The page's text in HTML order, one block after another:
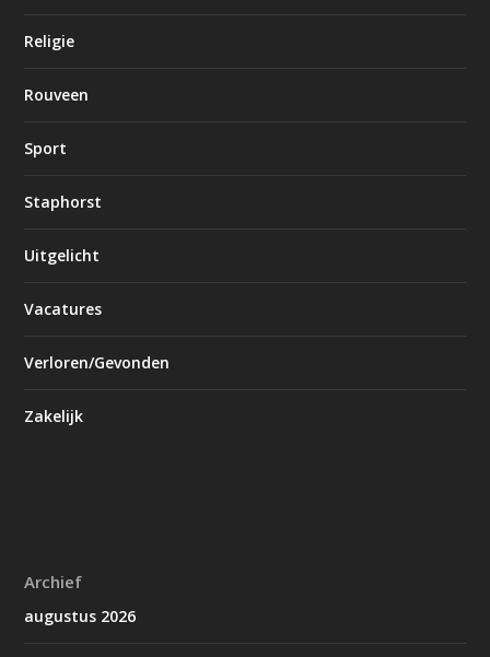
Religie
Rouveen
Sport
Staphorst
Uitgelicht
Vacatures
Verloren/Gevonden
Zakelijk
Archief
augustus 2026